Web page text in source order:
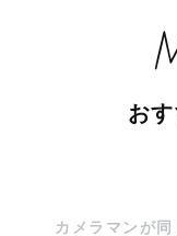
* ┈ ┈ ┈ ┈ ┈  得
＼ ファミリー撮影
私は8歳、6歳、2歳
お
カメラマンが同